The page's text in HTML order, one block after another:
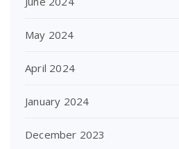
May 2024
April 2024
January 2024
December 2023